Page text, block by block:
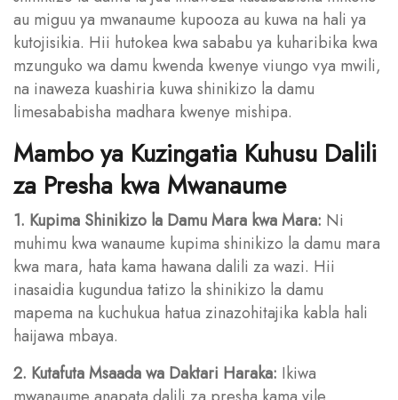
au miguu ya mwanaume kupooza au kuwa na hali ya
kutojisikia. Hii hutokea kwa sababu ya kuharibika kwa
mzunguko wa damu kwenda kwenye viungo vya mwili,
na inaweza kuashiria kuwa shinikizo la damu
limesababisha madhara kwenye mishipa.
Mambo ya Kuzingatia Kuhusu Dalili
za Presha kwa Mwanaume
1. Kupima Shinikizo la Damu Mara kwa Mara: Ni
muhimu kwa wanaume kupima shinikizo la damu mara
kwa mara, hata kama hawana dalili za wazi. Hii
inasaidia kugundua tatizo la shinikizo la damu
mapema na kuchukua hatua zinazohitajika kabla hali
haijawa mbaya.
2. Kutafuta Msaada wa Daktari Haraka: Ikiwa